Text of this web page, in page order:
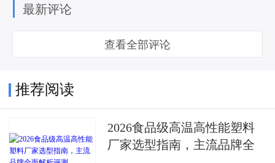
最新评论
查看全部评论
推荐阅读
2026食品级高温高性能塑料
厂家选型指南，主流品牌全